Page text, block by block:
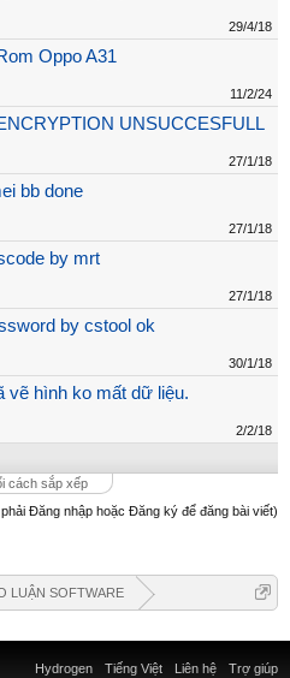
29/4/18
Oppo A31
11/2/24
UNSUCCESFULL
27/1/18
bb done
27/1/18
by mrt
27/1/18
by cstool ok
30/1/18
vẽ hình ko mất dữ liệu.
2/2/18
cách sắp xếp
Đăng nhập hoặc Đăng ký để đăng bài viết)
LUẬN SOFTWARE
Liên hệ Trợ giúp
Hydrogen Tiếng Việt